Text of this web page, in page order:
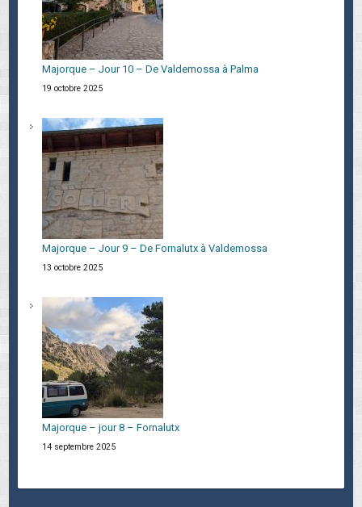
Majorque – Jour 10 – De Valdemossa à Palma
19 octobre 2025
Majorque – Jour 9 – De Fornalutx à Valdemossa
13 octobre 2025
Majorque – jour 8 – Fornalutx
14 septembre 2025